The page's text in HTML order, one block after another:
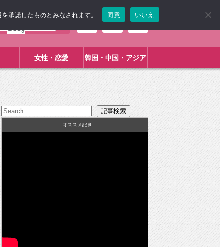
女性・恋愛 韓国・中国・アジア
:
オススメ記事
承諾したものとみなされます。 同意 いいえ